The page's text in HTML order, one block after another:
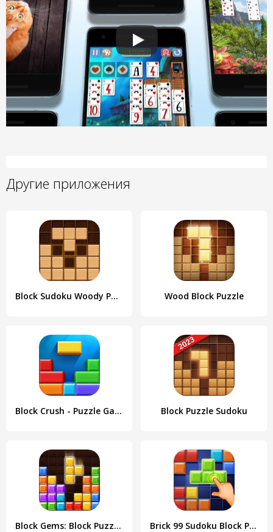
Другие приложения
Block Sudoku Woody Puzzle Game Wood Block Puzzle
Block Crush - Puzzle Game Block Puzzle Sudoku
Block Gems: Block Puzzle Games Brick 99 Sudoku Block Puzzle